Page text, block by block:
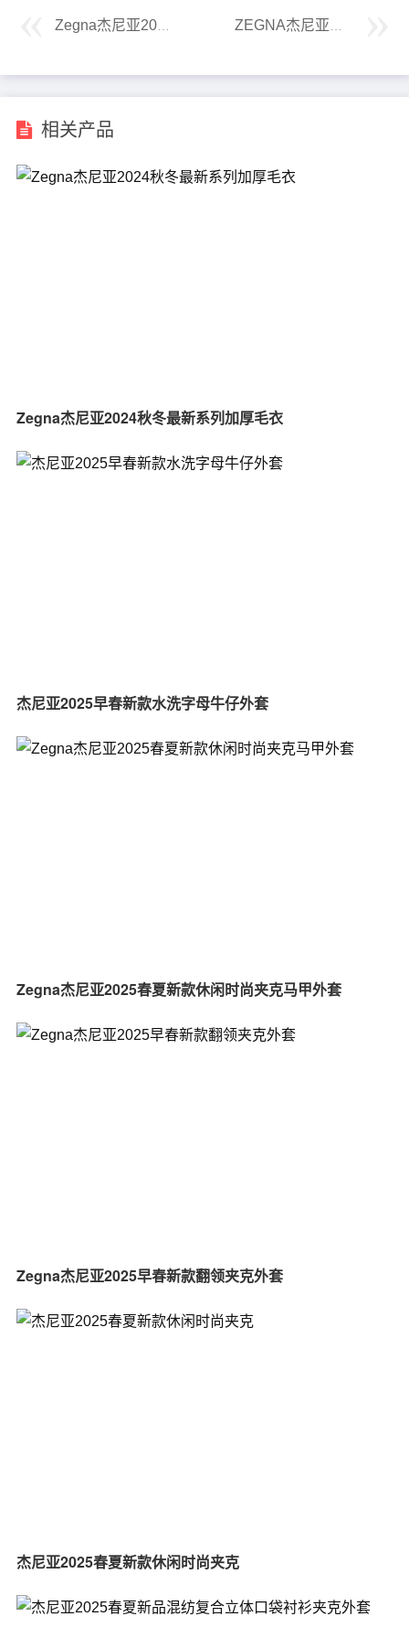
相关产品
Zegna杰尼亚2024秋冬最新系列加厚毛衣
杰尼亚2025早春新款水洗字母牛仔外套
Zegna杰尼亚2025春夏新款休闲时尚夹克马甲外套
Zegna杰尼亚2025早春新款翻领夹克外套
杰尼亚2025春夏新款休闲时尚夹克